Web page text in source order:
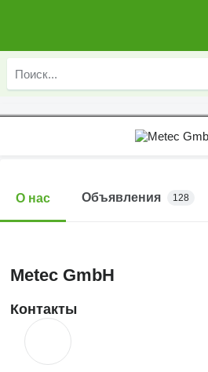
О нас Объявления 128
Metec GmbH
Контакты